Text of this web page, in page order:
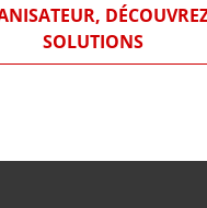
SOLUTIONS